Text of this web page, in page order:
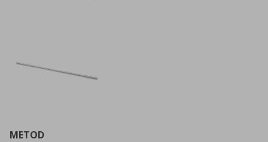
METOD